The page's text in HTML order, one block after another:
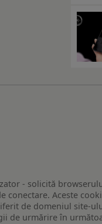
- solicită
Aceste
de domeniul site-
de urmărire în